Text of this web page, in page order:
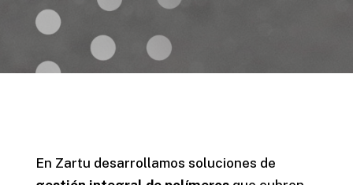
En Zartu desarrollamos soluciones de